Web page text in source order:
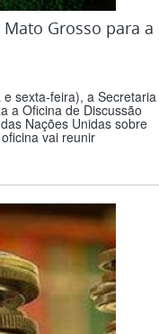
Grosso para a
sexta-feira), a Secretaria
a Oficina de Discussão
Nações Unidas sobre
vai reunir